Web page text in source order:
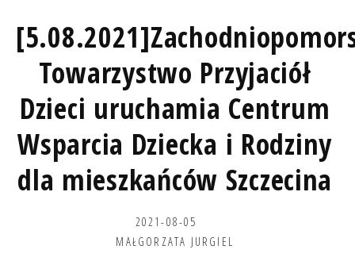
Towarzystwo Przyjaciół
Dzieci uruchamia Centrum
Wsparcia Dziecka i Rodziny
dla mieszkańców Szczecina
2021-08-05
MAŁGORZATA JURGIEL